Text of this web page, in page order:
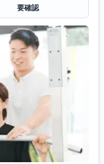
要確認